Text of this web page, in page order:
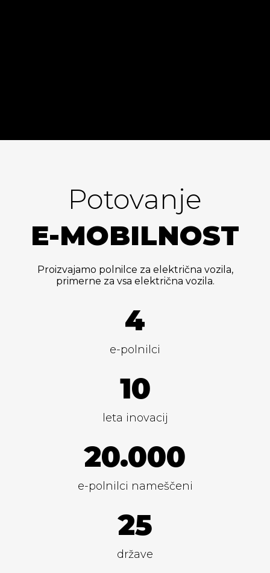
Potovanje
E-MOBILNOST
Proizvajamo polnilce za električna vozila,
primerne za vsa električna vozila.
4
e-polnilci
10
leta inovacij
20.000
e-polnilci nameščeni
25
države